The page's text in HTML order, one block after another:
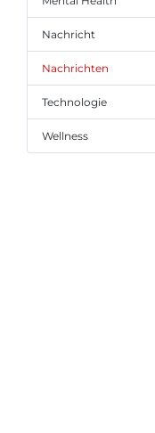
Nachricht
Nachrichten
Technologie
Wellness